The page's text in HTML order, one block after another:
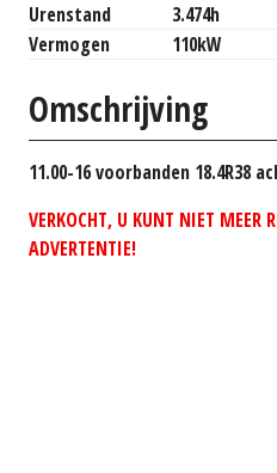
Urenstand
3.474h
Vermogen
110kW
Omschrijving
11.00-16 voorbanden 18.4R38
VERKOCHT, U KUNT NIET MEER
ADVERTENTIE!